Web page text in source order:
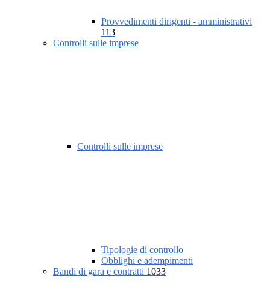
Provvedimenti dirigenti - amministrativi
113
Controlli sulle imprese
Controlli sulle imprese
Tipologie di controllo
Obblighi e adempimenti
Bandi di gara e contratti 1033